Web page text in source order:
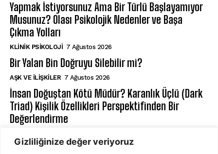
Gizliliğinize değer veriyoruz
Yapmak İstiyorsunuz Ama Bir Türlü Başlayamıyor
Musunuz? Olası Psikolojik Nedenler ve Başa
Çıkma Yolları
KLINIK PSIKOLOJI 7 Ağustos 2026
Bir Yalan Bin Doğruyu Silebilir mi?
AŞK VE İLIŞKILER 7 Ağustos 2026
İnsan Doğuştan Kötü Müdür? Karanlık Üçlü (Dark
Triad) Kişilik Özellikleri Perspektifinden Bir
Değerlendirme